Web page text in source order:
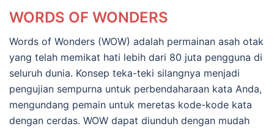
WORDS OF WONDERS
Words of Wonders (WOW) adalah permainan asah otak
yang telah memikat hati lebih dari 80 juta pengguna di
seluruh dunia. Konsep teka-teki silangnya menjadi
pengujian sempurna untuk perbendaharaan kata Anda,
mengundang pemain untuk meretas kode-kode kata
dengan cerdas. WOW dapat diunduh dengan mudah